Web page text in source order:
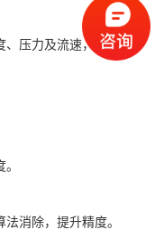
、压力及流速，辅助智
消除，提升精度‌。